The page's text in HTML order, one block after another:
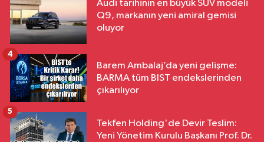
Audi tarihinin en büyük SUV modeli
Q9, markanın yeni amiral gemisi
oluyor
Barem Ambalaj’da yeni gelişme:
BARMA tüm BIST endekslerinden
çıkarılıyor
4
Tekfen Holding'de Devir Teslim:
Yeni Yönetim Kurulu Başkanı Prof. Dr.
5